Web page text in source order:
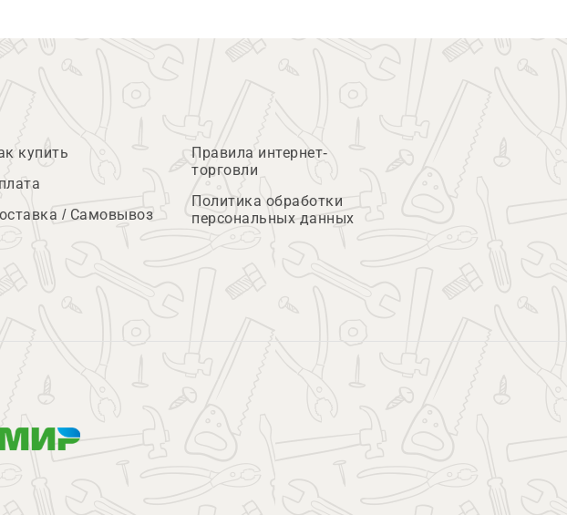
купить
/ Самовывоз
Правила интернет-
торговли
Политика обработки
персональных данных